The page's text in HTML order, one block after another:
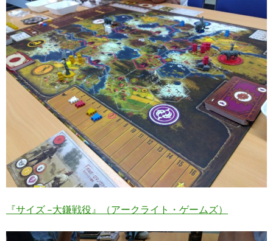
『サイズ –大鎌戦役』（アークライト・ゲームズ）